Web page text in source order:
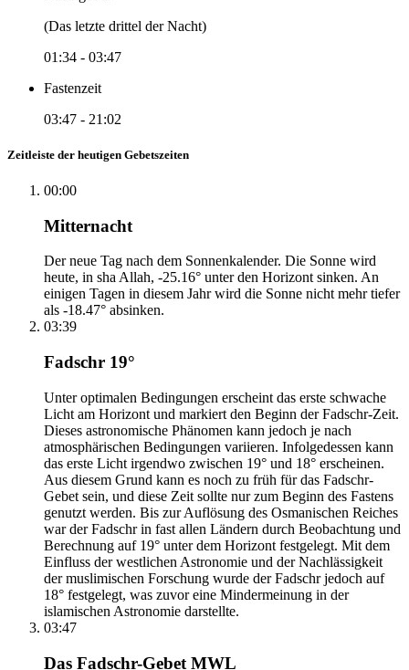
(Das letzte drittel der Nacht)
01:34 - 03:47
Fastenzeit
03:47 - 21:02
Zeitleiste der heutigen Gebetszeiten
00:00
Mitternacht
Der neue Tag nach dem Sonnenkalender. Die Sonne wird
heute, in sha Allah, -25.16° unter den Horizont sinken. An
einigen Tagen in diesem Jahr wird die Sonne nicht mehr tiefer
als -18.47° absinken.
03:39
Fadschr 19°
Unter optimalen Bedingungen erscheint das erste schwache
Licht am Horizont und markiert den Beginn der Fadschr-Zeit.
Dieses astronomische Phänomen kann jedoch je nach
atmosphärischen Bedingungen variieren. Infolgedessen kann
das erste Licht irgendwo zwischen 19° und 18° erscheinen.
Aus diesem Grund kann es noch zu früh für das Fadschr-
Gebet sein, und diese Zeit sollte nur zum Beginn des Fastens
genutzt werden. Bis zur Auflösung des Osmanischen Reiches
war der Fadschr in fast allen Ländern durch Beobachtung und
Berechnung auf 19° unter dem Horizont festgelegt. Mit dem
Einfluss der westlichen Astronomie und der Nachlässigkeit
der muslimischen Forschung wurde der Fadschr jedoch auf
18° festgelegt, was zuvor eine Mindermeinung in der
islamischen Astronomie darstellte.
03:47
Das Fadschr-Gebet MWL